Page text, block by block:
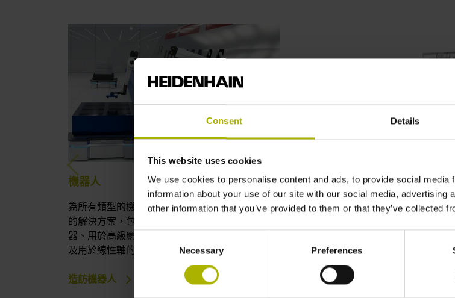
Consent Details
This website uses cookies
We use cookies to personalise content and ads, to provide social
information about your use of our site with our social media, advertising
other information that you’ve provided to them or that they’ve collected
Consent
Selection
Necessary Preferences
機器人
為所有類型的機器人尋找高精度和動態動作控制
的解決方案，包括用於傳統機器人的馬達編碼
器、用於高級應用的雙編碼器和輔助編碼器，以
及用於線性軸的光學尺。
造訪機器人
馬達技術
高性能馬達、應用專屬編碼器以及
RENCO中找到解決方案。
造訪馬達技術
Previous